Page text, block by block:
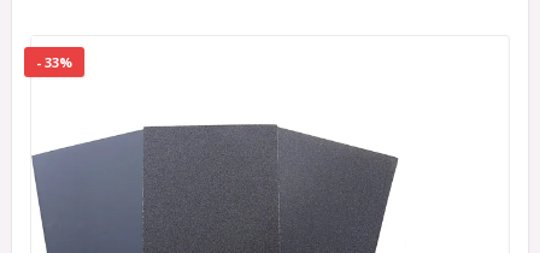
- 33%